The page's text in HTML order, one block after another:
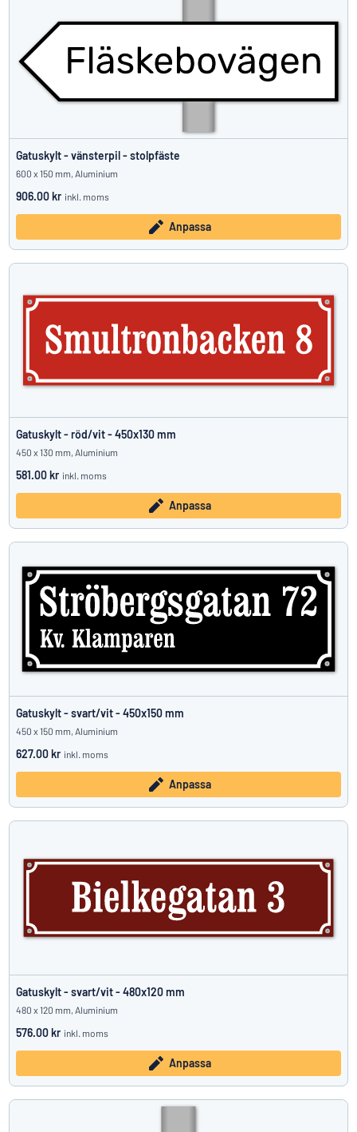
Gatuskylt - vänsterpil - stolpfäste
600 x 150 mm, Aluminium
906.00 kr inkl. moms
Anpassa
Gatuskylt - röd/vit - 450x130 mm
450 x 130 mm, Aluminium
581.00 kr inkl. moms
Anpassa
Gatuskylt - svart/vit - 450x150 mm
450 x 150 mm, Aluminium
627.00 kr inkl. moms
Anpassa
Gatuskylt - svart/vit - 480x120 mm
480 x 120 mm, Aluminium
576.00 kr inkl. moms
Anpassa